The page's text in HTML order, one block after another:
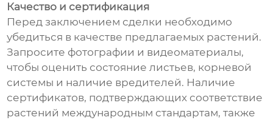
Качество и сертификация
Перед заключением сделки необходимо
убедиться в качестве предлагаемых растений.
Запросите фотографии и видеоматериалы,
чтобы оценить состояние листьев, корневой
системы и наличие вредителей. Наличие
сертификатов, подтверждающих соответствие
растений международным стандартам, также